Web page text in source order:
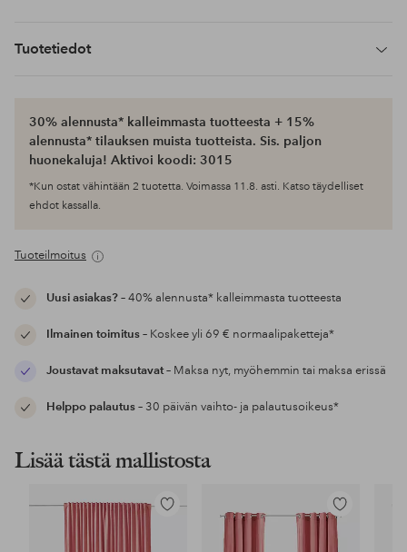
Tuotetiedot
30% alennusta* kalleimmasta tuotteesta + 15%
alennusta* tilauksen muista tuotteista. Sis. paljon
huonekaluja! Aktivoi koodi: 3015
*Kun ostat vähintään 2 tuotetta. Voimassa 11.8. asti. Katso täydelliset
ehdot kassalla.
Tuoteilmoitus
Uusi asiakas?– 40% alennusta* kalleimmasta tuotteesta
Ilmainen toimitus– Koskee yli 69 € normaalipaketteja*
Joustavat maksutavat– Maksa nyt, myöhemmin tai maksa erissä
Helppo palautus– 30 päivän vaihto- ja palautusoikeus*
Lisää tästä mallistosta
Lisää
Lisää
suosikkeihin